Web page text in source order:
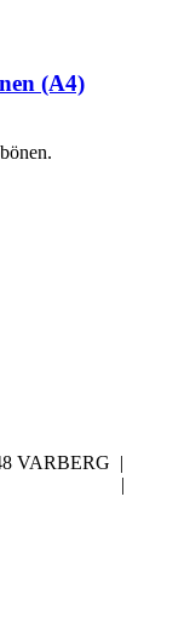
(A4)
VARBERG |
|